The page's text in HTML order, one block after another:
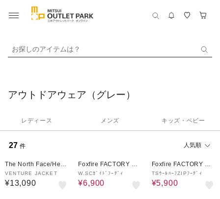
お探しのアイテムは？
アウトドアウェア（グレー）
レディース メンズ キッズ・ベビー
27 件 人気順
The North Face/Helly
Hansen
VENTURE JACKET
¥13,090
Foxfire FACTORY OU
TLET
W.SCｶﾞｲﾄﾞﾌｰﾃﾞｨ
¥6,900
Foxfire FACTORY OU
TLET
TSｳｰﾙﾊｰﾌZIPﾌｰﾃﾞｨ
¥5,900